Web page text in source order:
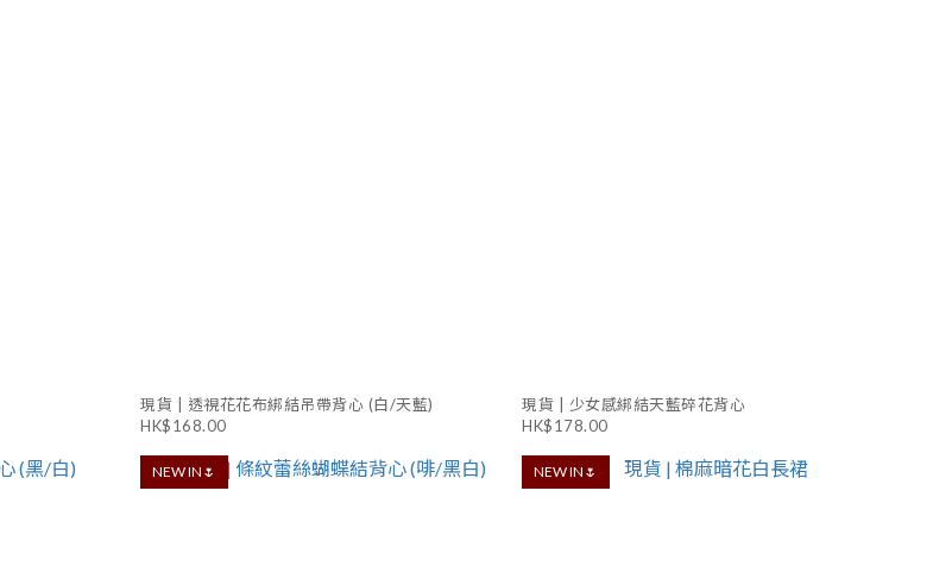
現貨 | 透視花花布綁結吊帶背心 (白/天藍)
HK$168.00
現貨 | 少女感綁結天藍碎花背心
HK$178.00
NEW IN🌷 NEW IN🌷